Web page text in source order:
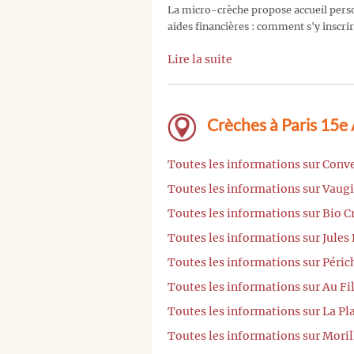
La micro-crèche propose accueil
aides financières : comment s'y
Lire la suite
Crèches à Paris
Toutes les informations sur
Toutes les informations sur
Toutes les informations sur Bio
Toutes les informations sur Jules
Toutes les informations sur
Toutes les informations sur Au
Toutes les informations sur La
Toutes les informations sur